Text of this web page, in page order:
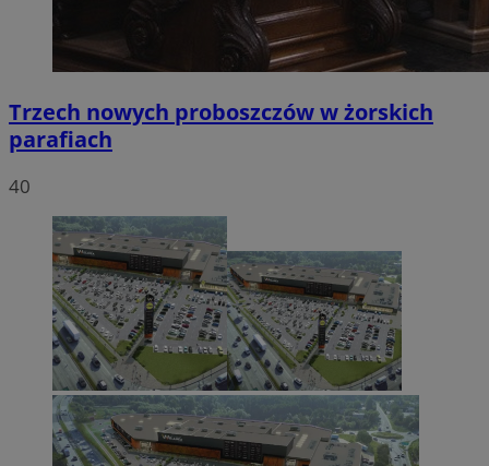
Trzech nowych proboszczów w żorskich
parafiach
40